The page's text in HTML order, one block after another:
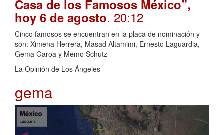
Casa de los Famosos México”,
hoy 6 de agosto. 20:12
Cinco famosos se encuentran en la placa de nominación y
son: Ximena Herrera, Masad Altamimi, Ernesto Laguardia,
Gema Garoa y Memo Schutz
La Opinión de Los Ángeles
gema